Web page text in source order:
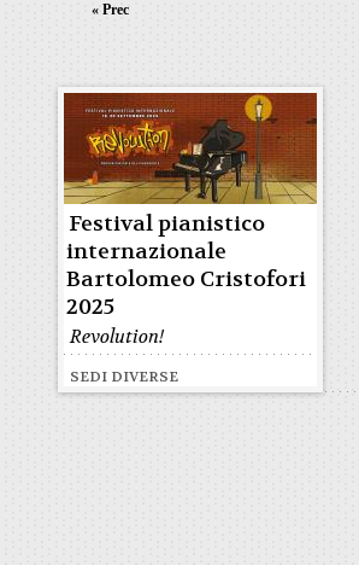
« Prec
Festival pianistico
internazionale
Bartolomeo Cristofori
2025
Revolution!
SEDI DIVERSE